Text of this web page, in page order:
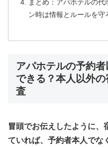
まとめ：アパホテルの
ン時は情報とルールを守
アパホテルの予約
できる？本人以外
査
冒頭でお伝えしたように、
ていれば、予約者本人でな